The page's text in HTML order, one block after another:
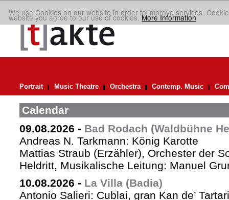
We use Cookies on our website in order to improve services.
website you agree to our use of cookies.More Information
Portrait Music Theatre Orchestra Contemp. Music
Calendar
09.08.2026 - Bad Rodach (Waldbühne
Andreas N. Tarkmann: König Karotte
Mattias Straub (Erzähler), Orchester der
Heldritt, Musikalische Leitung: Manuel
10.08.2026 - La Villa (Badia)
Antonio Salieri: Cublai, gran Kan de’